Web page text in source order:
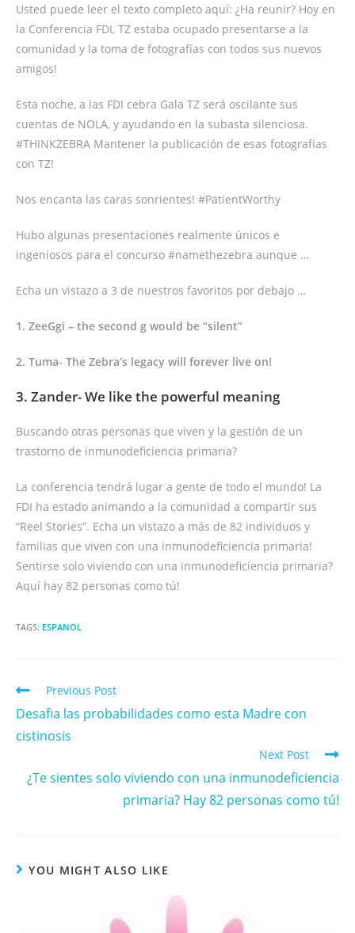
Usted puede leer el texto completo aquí: ¿Ha reunir? Hoy en
la Conferencia FDI, TZ estaba ocupado presentarse a la
comunidad y la toma de fotografías con todos sus nuevos
amigos!
Esta noche, a las FDI cebra Gala TZ será oscilante sus
cuentas de NOLA, y ayudando en la subasta silenciosa.
#THINKZEBRA Mantener la publicación de esas fotografías
con TZ!
Nos encanta las caras sonrientes! #PatientWorthy
Hubo algunas presentaciones realmente únicos e
ingeniosos para el concurso #namethezebra aunque …
Echa un vistazo a 3 de nuestros favoritos por debajo …
1. ZeeGgi – the second g would be “silent”
2. Tuma- The Zebra’s legacy will forever live on!
3. Zander- We like the powerful meaning
Buscando otras personas que viven y la gestión de un
trastorno de inmunodeficiencia primaria?
La conferencia tendrá lugar a gente de todo el mundo! La
FDI ha estado animando a la comunidad a compartir sus
“Reel Stories”. Echa un vistazo a más de 82 individuos y
familias que viven con una inmunodeficiencia primaria!
Sentirse solo viviendo con una inmunodeficiencia primaria?
Aquí hay 82 personas como tú!
TAGS: ESPANOL
Previous Post
Desafia las probabilidades como esta Madre con
cistinosis
Next Post
¿Te sientes solo viviendo con una inmunodeficiencia
primaria? Hay 82 personas como tú!
YOU MIGHT ALSO LIKE